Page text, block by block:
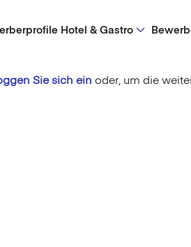
Hotel & Gastro
Sie sich ein oder, um die